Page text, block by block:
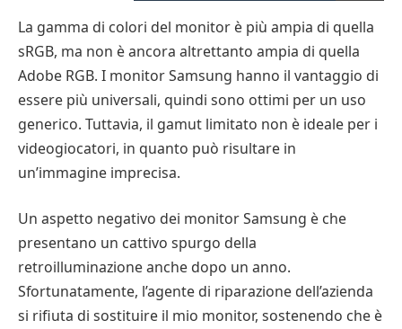
La gamma di colori del monitor è più ampia di quella
sRGB, ma non è ancora altrettanto ampia di quella
Adobe RGB. I monitor Samsung hanno il vantaggio di
essere più universali, quindi sono ottimi per un uso
generico. Tuttavia, il gamut limitato non è ideale per i
videogiocatori, in quanto può risultare in
un’immagine imprecisa.
Un aspetto negativo dei monitor Samsung è che
presentano un cattivo spurgo della
retroilluminazione anche dopo un anno.
Sfortunatamente, l’agente di riparazione dell’azienda
si rifiuta di sostituire il mio monitor, sostenendo che è